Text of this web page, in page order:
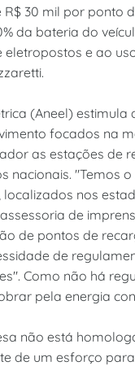
30 mil por
da bateria do
e ao
(Aneel)
focados na
as estações de
"Temos
nos
de
de pontos de
de
Como não há
pela energia
não está
de um esforço